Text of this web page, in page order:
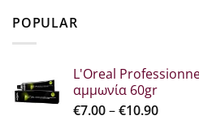
POPULAR
L'Oreal
αμμωνία 60gr
€7.00–€10.90Price